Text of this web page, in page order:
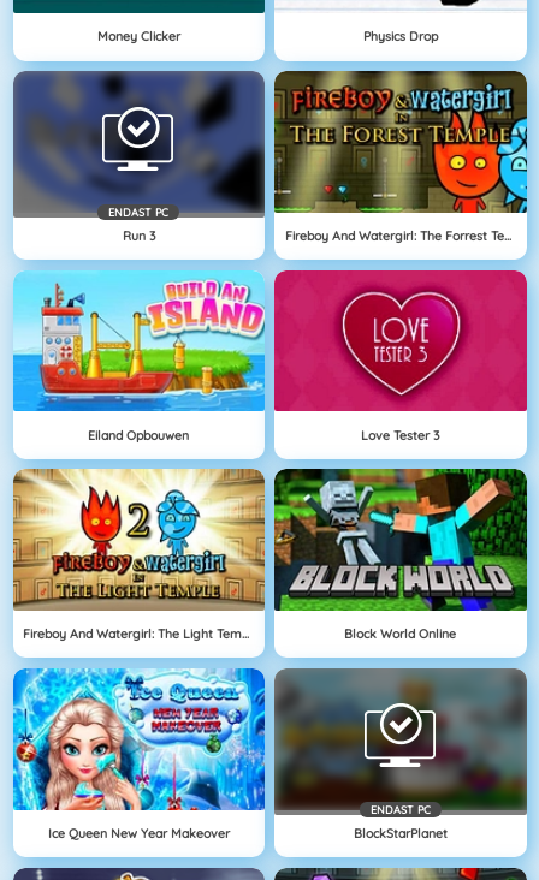
Money Clicker Physics Drop
ENDAST PC
Run 3 Fireboy And Watergirl: The Forrest Temple
Eiland Opbouwen Love Tester 3
Fireboy And Watergirl: The Light Temple Block World Online
Ice Queen New Year Makeover
ENDAST PC
BlockStarPlanet